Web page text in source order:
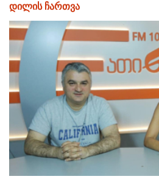
დილის ჩართვა